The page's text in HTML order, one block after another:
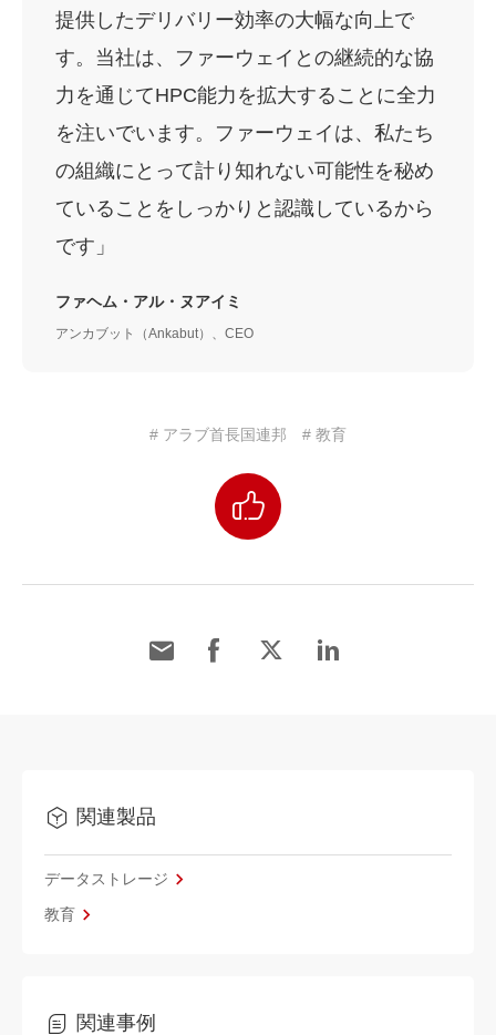
提供したデリバリー効率の大幅な向上で
す。当社は、ファーウェイとの継続的な協
力を通じてHPC能力を拡大することに全力
を注いでいます。ファーウェイは、私たち
の組織にとって計り知れない可能性を秘め
ていることをしっかりと認識しているから
です」
ファヘム・アル・ヌアイミ
アンカブット（Ankabut）、CEO
# アラブ首長国連邦 # 教育
関連製品
データストレージ
教育
関連事例